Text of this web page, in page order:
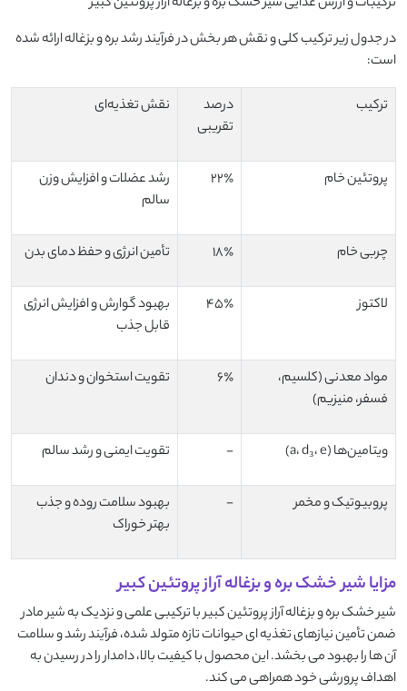
در جدول زیر ترکیب کلی و نقش هر بخش در فرآیند رشد بره و بزغاله ارائه شده
است:
ترکیب
درصد
تقریبی
نقش تغذیه‌ای
پروتئین خام 22٪
رشد عضلات و افزایش وزن
سالم
چربی خام 18٪ تأمین انرژی و حفظ دمای بدن
لاکتوز 45٪
بهبود گوارش و افزایش انرژی
قابل جذب
مواد معدنی (کلسیم،
فسفر، منیزیم)
6٪ تقویت استخوان و دندان
ویتامین‌ها (a، d₃، e) - تقویت ایمنی و رشد سالم
پروبیوتیک و مخمر -
بهبود سلامت روده و جذب
بهتر خوراک
مزایا شیر خشک بره و بزغاله آراز پروتئین کبیر
شیر خشک بره و بزغاله آراز پروتئین کبیر با ترکیبی علمی و نزدیک به شیر مادر
ضمن تأمین نیازهای تغذیه ای حیوانات تازه متولد شده، فرآیند رشد و سلامت
آن ها را بهبود می بخشد. این محصول با کیفیت بالا، دامدار را در رسیدن به
اهداف پرورشی خود همراهی می کند.